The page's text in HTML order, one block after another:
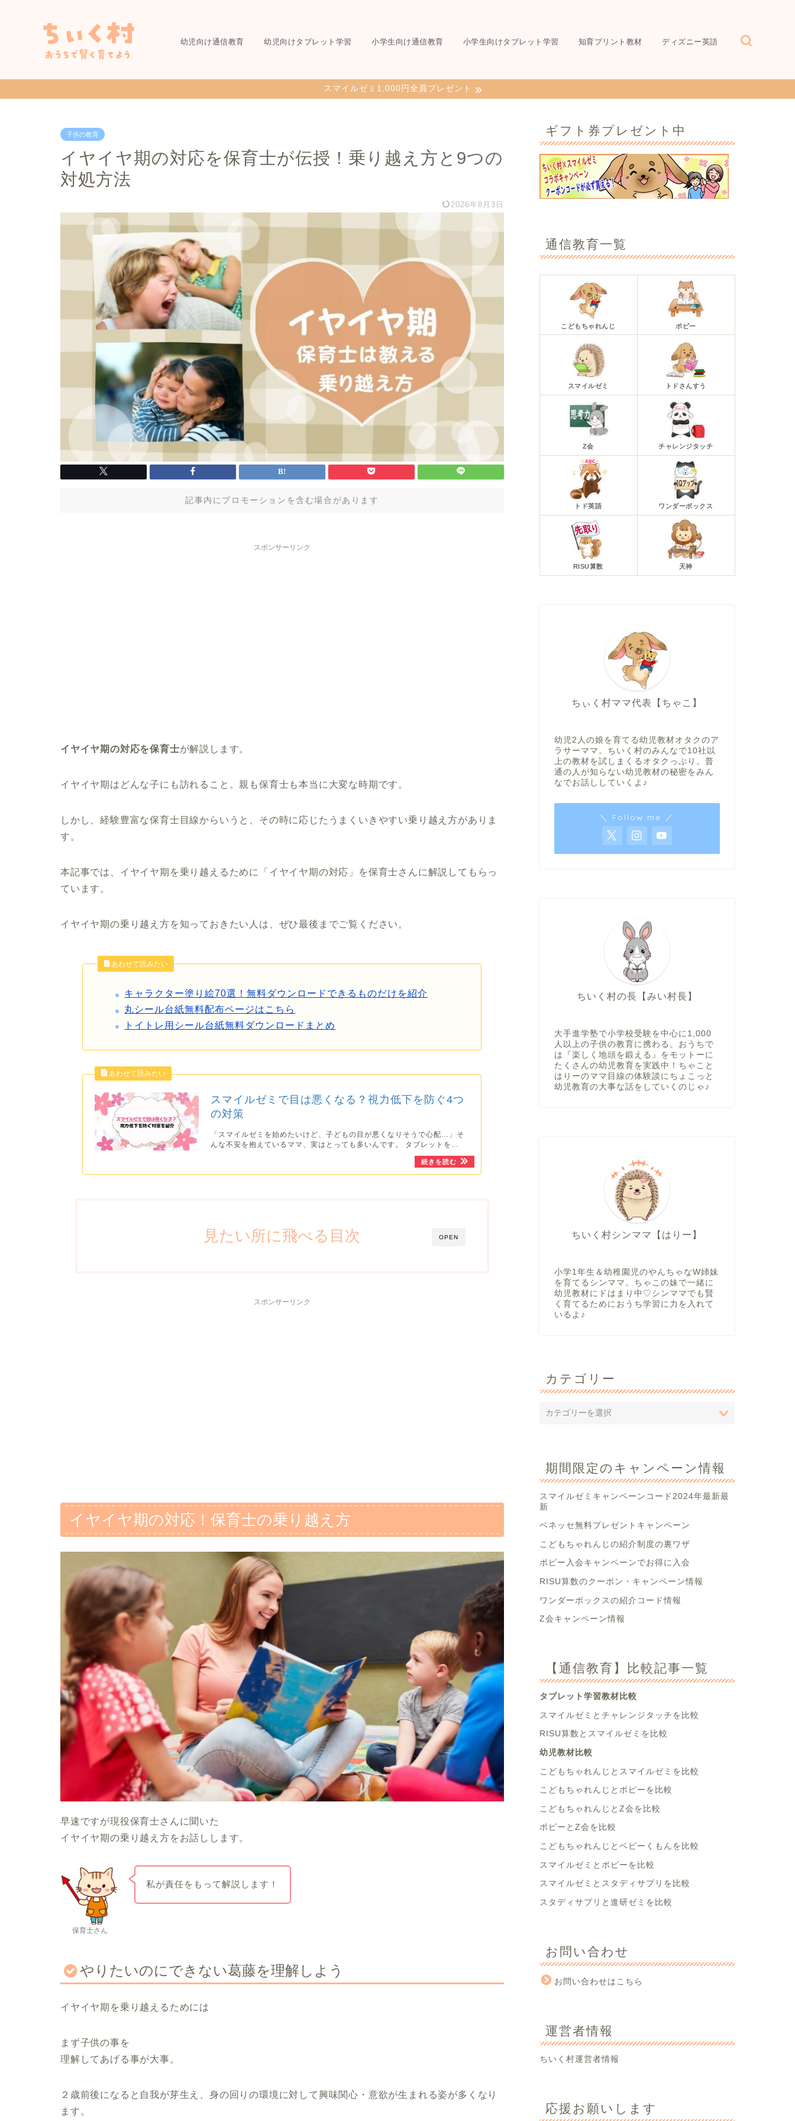
幼児向け通信教育 幼児向けタブレット学習 小学生向け通信教育 小学生向けタブレット学習 知育プリント教材 ディズニー英語
スマイルゼミ1,000円全員プレゼント
子供の教育
イヤイヤ期の対応を保育士が伝授！乗り越え方と9つの
対処方法
2026年8月3日
記事内にプロモーションを含む場合があります
スポンサーリンク
イヤイヤ期の対応を保育士が解説します。
イヤイヤ期はどんな子にも訪れること。親も保育士も本当に大変な時期です。
しかし、経験豊富な保育士目線からいうと、その時に応じたうまくいきやすい乗り越え方がありま
す。
本記事では、イヤイヤ期を乗り越えるために「イヤイヤ期の対応」を保育士さんに解説してもらっ
ています。
イヤイヤ期の乗り越え方を知っておきたい人は、ぜひ最後までご覧ください。
あわせて読みたい
キャラクター塗り絵70選！無料ダウンロードできるものだけを紹介
丸シール台紙無料配布ページはこちら
トイトレ用シール台紙無料ダウンロードまとめ
スマイルゼミで目は悪くなる？視力低下を防ぐ4つ
の対策
「スマイルゼミを始めたいけど、子どもの目が悪くなりそうで心配…」そ
んな不安を抱えているママ、実はとっても多いんです。 タブレットを...
OPEN
見たい所に飛べる目次
スポンサーリンク
イヤイヤ期の対応！保育士の乗り越え方
早速ですが現役保育士さんに聞いた
イヤイヤ期の乗り越え方をお話しします。
保育士さん
私が責任をもって解説します！
やりたいのにできない葛藤を理解しよう
イヤイヤ期を乗り越えるためには
まず子供の事を
理解してあげる事が大事。
２歳前後になると自我が芽生え、身の回りの環境に対して興味関心・意欲が生まれる姿が多くなり
ます。
ギフト券プレゼント中
通信教育一覧
こどもちゃれんじ ポピー
スマイルゼミ トドさんすう
Z会 チャレンジタッチ
トド英語 ワンダーボックス
RISU算数 天神
ちぃく村ママ代表【ちゃこ】
幼児2人の娘を育てる幼児教材オタクのア
ラサーママ。ちいく村のみんなで10社以
上の教材を試しまくるオタクっぷり。普
通の人が知らない幼児教材の秘密をみん
なでお話ししていくよ♪
＼ Follow me ／
ちいく村の長【みい村長】
大手進学塾で小学校受験を中心に1,000
人以上の子供の教育に携わる。おうちで
は『楽しく地頭を鍛える』をモットーに
たくさんの幼児教育を実践中！ちゃこと
はりーのママ目線の体験談にちょこっと
幼児教育の大事な話をしていくのじゃ♪
ちいく村シンママ【はりー】
小学1年生＆幼稚園児のやんちゃなW姉妹
を育てるシンママ。ちゃこの妹で一緒に
幼児教材にドはまり中♡シンママでも賢
く育てるためにおうち学習に力を入れて
いるよ♪
カテゴリー
期間限定のキャンペーン情報
スマイルゼミキャンペーンコード2024年最新最
新
ベネッセ無料プレゼントキャンペーン
こどもちゃれんじの紹介制度の裏ワザ
ポピー入会キャンペーンでお得に入会
RISU算数のクーポン・キャンペーン情報
ワンダーボックスの紹介コード情報
Z会キャンペーン情報
【通信教育】比較記事一覧
タブレット学習教材比較
スマイルゼミとチャレンジタッチを比較
RISU算数とスマイルゼミを比較
幼児教材比較
こどもちゃれんじとスマイルゼミを比較
こどもちゃれんじとポピーを比較
こどもちゃれんじとZ会を比較
ポピーとZ会を比較
こどもちゃれんじとベビーくもんを比較
スマイルゼミとポピーを比較
スマイルゼミとスタディサプリを比較
スタディサプリと進研ゼミを比較
お問い合わせ
お問い合わせはこちら
運営者情報
ちいく村運営者情報
応援お願いします